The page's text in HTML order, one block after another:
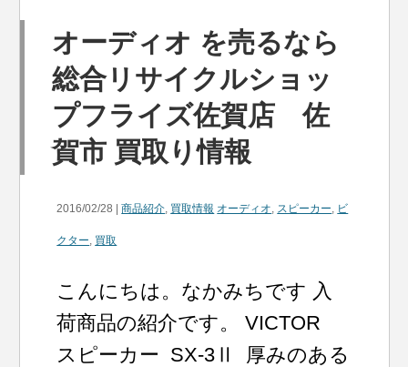
オーディオ を売るなら
総合リサイクルショッ
プフライズ佐賀店 佐
賀市 買取り情報
2016/02/28 |商品紹介, 買取情報 オーディオ, スピーカー, ビ
クター, 買取
こんにちは。なかみちです 入
荷商品の紹介です。 VICTOR
スピーカー SX-3Ⅱ 厚みのある